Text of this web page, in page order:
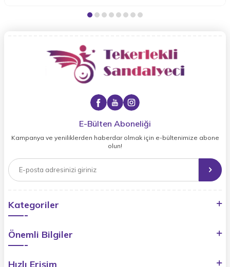
E-Bülten Aboneliği
Kampanya ve yeniliklerden haberdar olmak için e-bültenimize abone
olun!
Kategoriler
Önemli Bilgiler
Hızlı Erişim